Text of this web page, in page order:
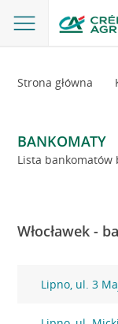
Strona główna
BANKOMATY
Lista bankomatów
Włocławek -
Lipno, ul. 3